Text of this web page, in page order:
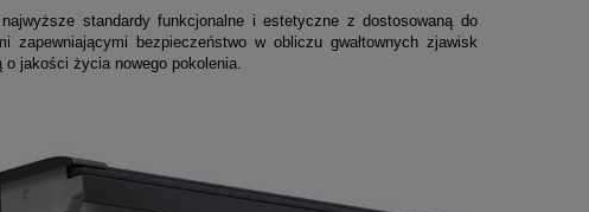
standardy funkcjonalne i estetyczne z dostosowaną do
bezpieczeństwo w obliczu gwałtownych zjawisk
jakości życia nowego pokolenia.